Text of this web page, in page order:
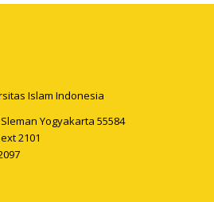
Islam Indonesia
Yogyakarta 55584
2101